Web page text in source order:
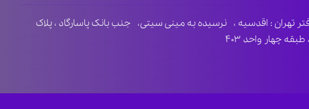
تهران : اقدسیه ، نرسیده به مینی سیتی، جنب بانک پاسارگاد ، پلاک